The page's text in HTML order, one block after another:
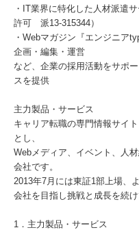
・IT業界に特化した人材派遣
許可 派13-315344）
・Webマガジン『エンジニア
企画・編集・運営
など、企業の採用活動をサポ
スを提供
主力製品・サービス
キャリア転職の専門情報サイ
とし、
Webメディア、イベント、人
会社です。
2013年7月には東証1部上場、
会社を目指し挑戦と成長を続け
1．主力製品・サービス